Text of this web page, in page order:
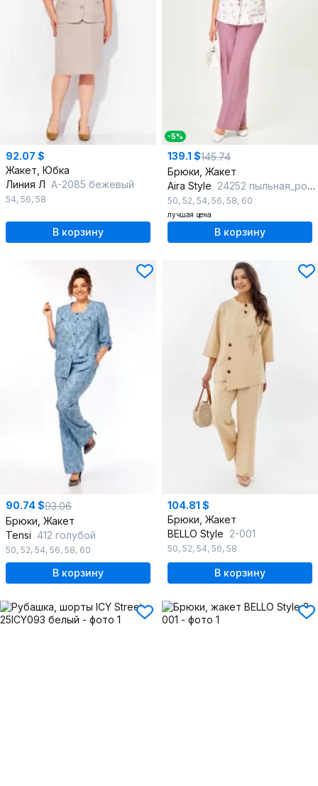
92.07 $
Жакет, Юбка
Линия Л А-2085 бежевый
54, 56, 58
В корзину
-5%
139.1 $145.74
Брюки, Жакет
Aira Style 24252 пыльная_роза+ белый
50, 52, 54, 56, 58, 60
лучшая цена
В корзину
90.74 $93.06
Брюки, Жакет
Tensi 412 голубой
50, 52, 54, 56, 58, 60
В корзину
104.81 $
Брюки, Жакет
BELLO Style 2-001
50, 52, 54, 56, 58
В корзину